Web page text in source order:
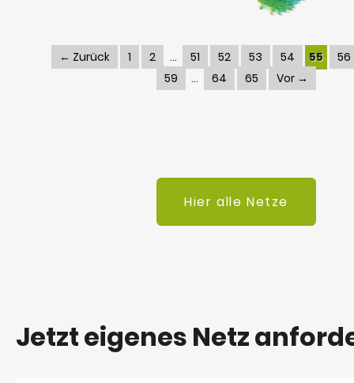
← Zurück 1 2 51 52 53 54 55
56
59
64 65 Vor →
Hier alle Netze
Jetzt eigenes Netz